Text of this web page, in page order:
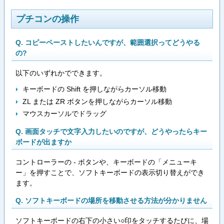
プチコンの操作
Q. コピーペーストしたいんですが、範囲選択ってどうやる
の?
以下のいずれかでできます。
キーボードの Shift を押しながらカーソル移動
ZL または ZR ボタンを押しながらカーソル移動
マウスカーソルでドラッグ
Q. 画面タッチで文字入力したいのですが、どうやったらキー
ボードが出ますか
コントローラーの - ボタンや、キーボードの「メニューキ
ー」を押すことで、ソフトキーボードの表示切り替えができ
ます。
Q. ソフトキーボードの場所を移動させる方法が分かりません
ソフトキーボードの右下の小さい○印をタッチするたびに、場